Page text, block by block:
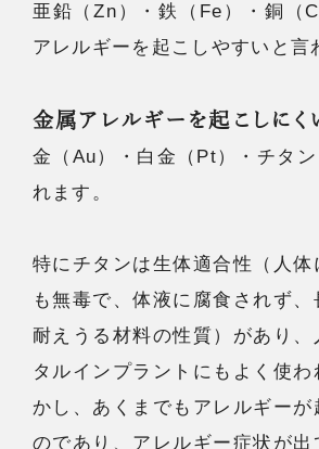
亜鉛（Zn）・鉄（Fe）・銅（
アレルギーを起こしやすいと言
金属アレルギーを起こしにく
金（Au）・白金（Pt）・チタ
れます。
特にチタンは生体適合性（人体
も無毒で、体液に腐食されず
耐えうる材料の性質）があり、
タルインプラントにもよく使わ
かし、あくまでもアレルギーが
のであり、アレルギー症状が出